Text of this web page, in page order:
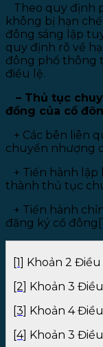
Theo quy định
không bị hạn
đông sáng lập
quy định rõ về
đông phổ thông
điều lệ.
– Thủ tục
đồng của cổ
+ Các bên liên
chuyển nhượng
+ Tiến hành lập
thành thủ tục
+ Tiến hành
đăng ký cổ đông
[1] Khoản 2
[2] Khoản 3
[3] Khoản 4
[4] Khoản 3